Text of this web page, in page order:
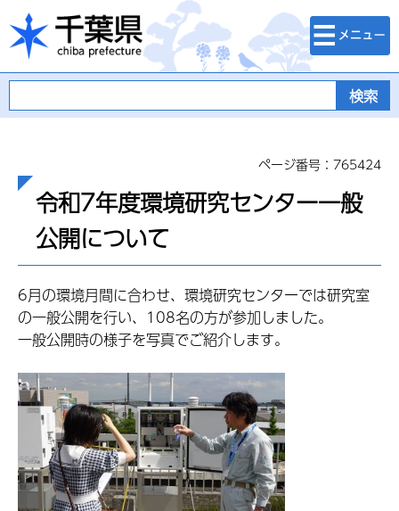
千葉県
検索・メニュ
ー
ページ番号：765424
令和7年度環境研究センター一般
公開について
6月の環境月間に合わせ、環境研究センターでは研究室
の一般公開を行い、108名の方が参加しました。
一般公開時の様子を写真でご紹介します。